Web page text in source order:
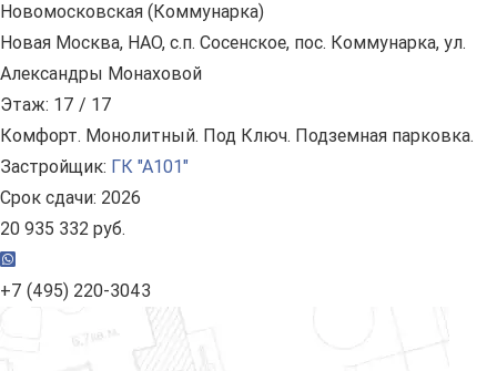
Новомосковская (Коммунарка)
Новая Москва, НАО, с.п. Сосенское, пос. Коммунарка, ул.
Александры Монаховой
Этаж: 17 / 17
Комфорт. Монолитный. Под Ключ. Подземная парковка.
Застройщик: ГК "А101"
Срок сдачи: 2026
20 935 332 руб.
+7 (495) 220-3043